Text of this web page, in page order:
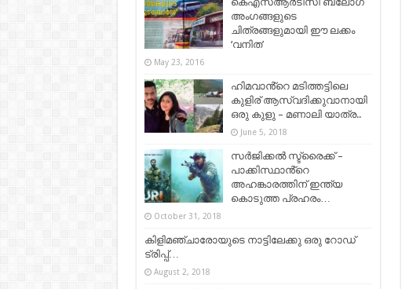
അംഗങ്ങളുടെ
ചിത്രങ്ങളുമായി ഈ ലക്കം
‘വനിത’
May 23, 2016
ഹിമവാൻ്റെ മടിത്തട്ടിലെ
കുളിര് ആസ്വദിക്കുവാനായി
ഒരു കുളു – മണാലി യാത്ര..
June 5, 2018
സർജിക്കൽ സ്ട്രൈക്ക് –
പാക്കിസ്ഥാൻ്റെ
അഹങ്കാരത്തിന് ഇന്ത്യ
കൊടുത്ത പ്രഹരം…
October 31, 2018
കിളിമഞ്ചാരോയുടെ നാട്ടിലേക്കു ഒരു റോഡ്
ട്രിപ്പ്…
August 2, 2018